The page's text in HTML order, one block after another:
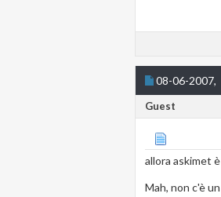
08-06-2007,
Guest
allora askimet
Mah, non c'è